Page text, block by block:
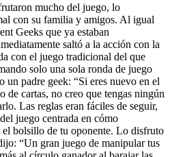
mucho del juego, lo
con su familia y amigos. Al igual
Geeks que ya estaban
saltó a la acción con la
con el juego tradicional del que
solo una sola ronda de juego
padre geek: “Si eres nuevo en el
de cartas, no creo que tengas ningún
Las reglas eran fáciles de seguir,
juego centrada en cómo
bolsillo de tu oponente. Lo disfruto
“Un gran juego de manipular tus